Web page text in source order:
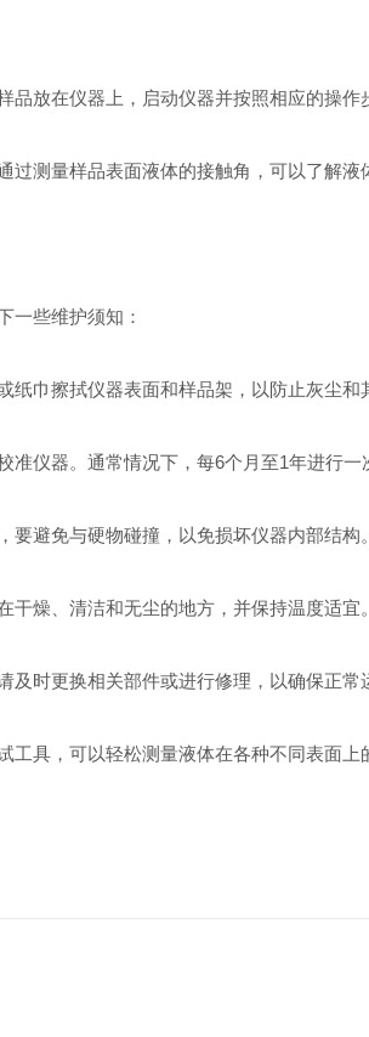
在仪器上，启动仪器并按照相应的操作
测量样品表面液体的接触角，可以了解液
些维护须知：
擦拭仪器表面和样品架，以防止灰尘和
仪器。通常情况下，每6个月至1年进行一
避免与硬物碰撞，以免损坏仪器内部结构。
燥、清洁和无尘的地方，并保持温度适宜。
时更换相关部件或进行修理，以确保正常
具，可以轻松测量液体在各种不同表面上